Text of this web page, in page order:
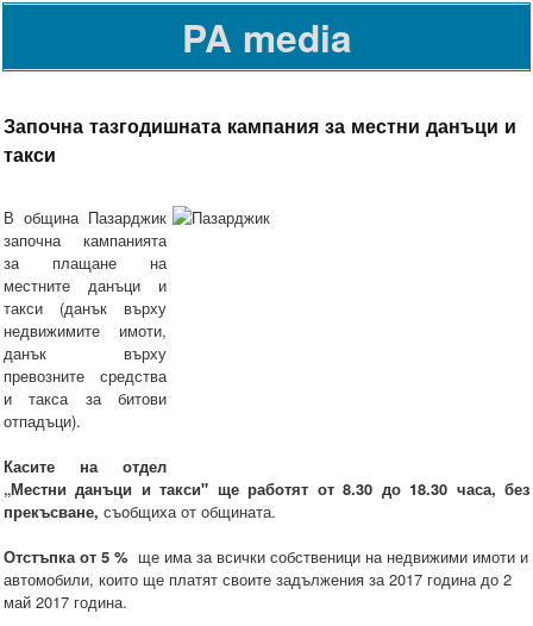
PA media
Започна тазгодишната кампания за местни данъци и
такси
В община Пазарджик
започна кампанията
за плащане на
местните данъци и
такси (данък върху
недвижимите имоти,
данък върху
превозните средства
и такса за битови
отпадъци).
Касите на отдел
„Местни данъци и такси" ще работят от 8.30 до 18.30 часа, без
прекъсване, съобщиха от общината.
Отстъпка от 5 % ще има за всички собственици на недвижими имоти и
автомобили, които ще платят своите задължения за 2017 година до 2
май 2017 година.